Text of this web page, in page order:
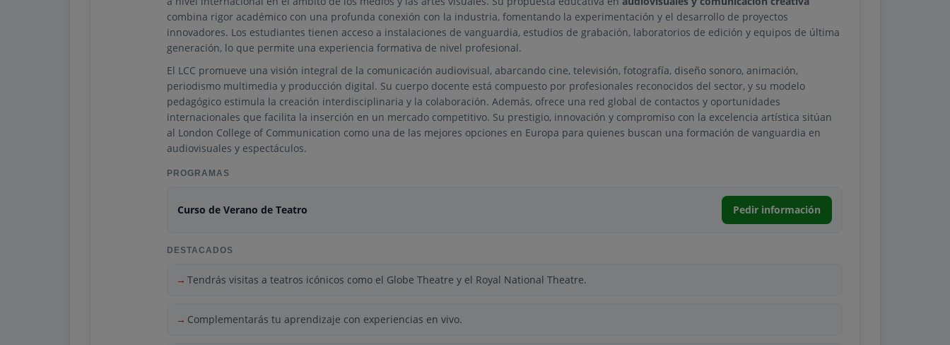
combina rigor académico con una profunda conexión con la industria, fomentando la experimentación y el desarrollo de proyectos
innovadores. Los estudiantes tienen acceso a instalaciones de vanguardia, estudios de grabación, laboratorios de edición y equipos de última
generación, lo que permite una experiencia formativa de nivel profesional.
El LCC promueve una visión integral de la comunicación audiovisual, abarcando cine, televisión, fotografía, diseño sonoro, animación,
periodismo multimedia y producción digital. Su cuerpo docente está compuesto por profesionales reconocidos del sector, y su modelo
pedagógico estimula la creación interdisciplinaria y la colaboración. Además, ofrece una red global de contactos y oportunidades
internacionales que facilita la inserción en un mercado competitivo. Su prestigio, innovación y compromiso con la excelencia artística sitúan
al London College of Communication como una de las mejores opciones en Europa para quienes buscan una formación de vanguardia en
audiovisuales y espectáculos.
PROGRAMAS
Curso de Verano de Teatro Pedir información
DESTACADOS
Tendrás visitas a teatros icónicos como el Globe Theatre y el Royal National Theatre.
Complementarás tu aprendizaje con experiencias en vivo.